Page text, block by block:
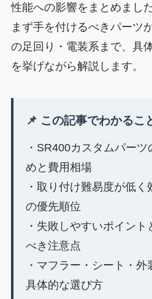
性能への影響をまとめまし
まず手を付けるべきパーツ
の足回り・電装系まで、具
を挙げながら解説します。
📌 この記事でわかるこ
・SR400カスタムパー
めと費用相場
・取り付け難易度が低
の優先順位
・失敗しやすいポイント
べき注意点
・マフラー・シート・
具体的な選び方